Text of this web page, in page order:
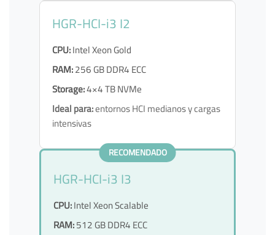
HGR-HCI-i3 I2
CPU:Intel Xeon Gold
RAM:256 GB DDR4 ECC
Storage:4×4 TB NVMe
Ideal para:entornos HCI medianos y cargas
intensivas
RECOMENDADO
HGR-HCI-i3 I3
CPU:Intel Xeon Scalable
RAM:512 GB DDR4 ECC